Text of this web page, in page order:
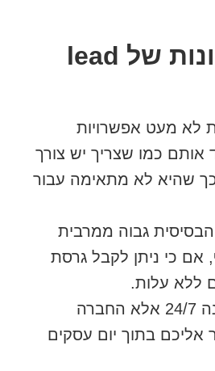
מהם החסרונות של lead
לא מעט אפשרויות
אותם כמו שצריך יש צורך
שהיא לא מתאימה עבור
גבוה ממרבית
כי ניתן לקבל גרסת
אין תמיכה זמינה 24/7 אלא החברה
אליכם בתוך יום עסקים